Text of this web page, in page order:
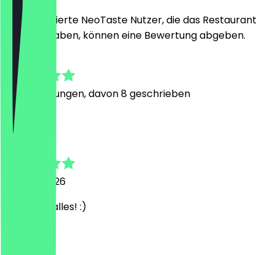
Nur registrierte NeoTaste Nutzer, die das Restaurant
besucht haben, können eine Bewertung abgeben.
4.6
53Bewertungen, davon 8 geschrieben
Annemarie
28. Juni 2026
Mega toll alles! :)